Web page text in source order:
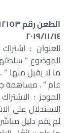
٢٠١٩/١١/١٤
العنوان :
الموضوع ”
ما لا يقبل منها
عام ” . مساهمة
الموجز :
الاستدلال على
لم يقم دليل